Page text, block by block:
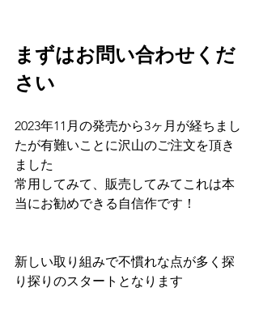
まずはお問い合わせくだ
さい
2023年11月の発売から3ヶ月が経ちまし
たが有難いことに沢山のご注文を頂き
ました
常用してみて、販売してみてこれは本
当にお勧めできる自信作です！
新しい取り組みで不慣れな点が多く探
り探りのスタートとなります